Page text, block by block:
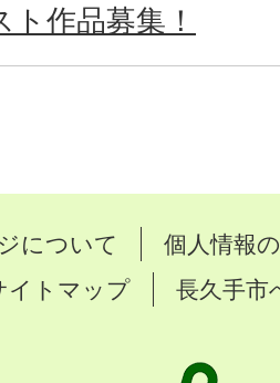
作品募集！
について
個人情報
イトマップ
長久手市